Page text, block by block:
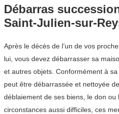
Débarras
Saint-Julien-sur-
Après le décès de l’un de vos
lui, vous devez débarrasser sa
et autres objets. Conformément à
peut être débarrassée et nettoyée
déblaiement de ses biens, le don ou
circonstances aussi difficiles, ces